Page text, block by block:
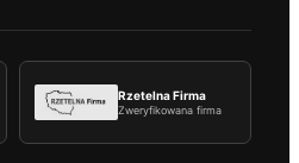
Rzetelna Firma
Zweryfikowana firma